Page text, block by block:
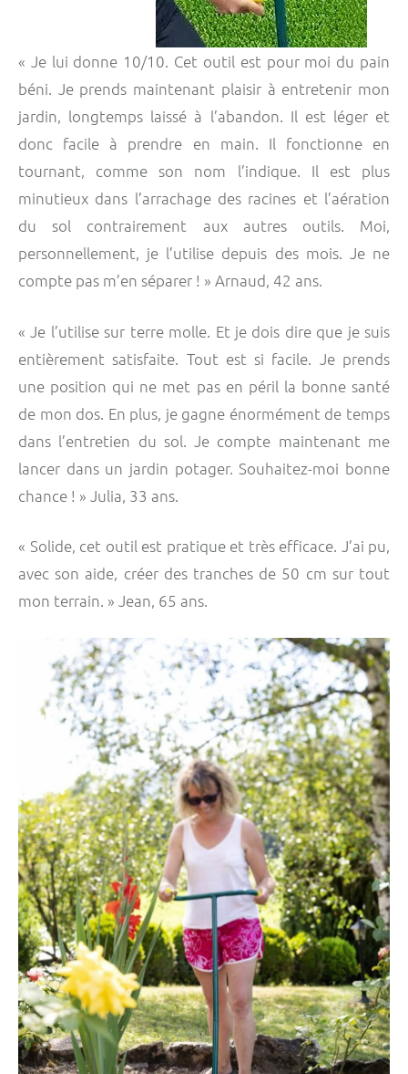
« Je lui donne 10/10. Cet outil est pour moi du pain
béni. Je prends maintenant plaisir à entretenir mon
jardin, longtemps laissé à l’abandon. Il est léger et
donc facile à prendre en main. Il fonctionne en
tournant, comme son nom l’indique. Il est plus
minutieux dans l’arrachage des racines et l’aération
du sol contrairement aux autres outils. Moi,
personnellement, je l’utilise depuis des mois. Je ne
compte pas m’en séparer ! » Arnaud, 42 ans.
« Je l’utilise sur terre molle. Et je dois dire que je suis
entièrement satisfaite. Tout est si facile. Je prends
une position qui ne met pas en péril la bonne santé
de mon dos. En plus, je gagne énormément de temps
dans l’entretien du sol. Je compte maintenant me
lancer dans un jardin potager. Souhaitez-moi bonne
chance ! » Julia, 33 ans.
« Solide, cet outil est pratique et très efficace. J’ai pu,
avec son aide, créer des tranches de 50 cm sur tout
mon terrain. » Jean, 65 ans.